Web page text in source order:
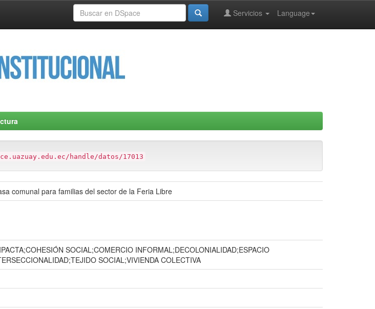
Language
Servicios
handle/datos/17013
comunal para familias del sector de la Feria Libre
SOCIAL;COMERCIO INFORMAL;DECOLONIALIDAD;ESPACIO
SOCIAL;VIVIENDA COLECTIVA